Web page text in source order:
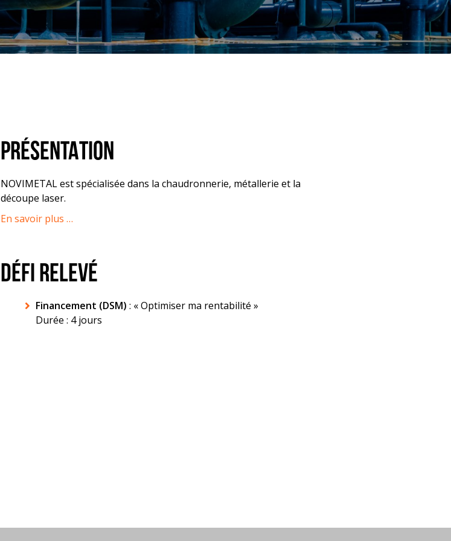
PRÉSENTATION
NOVIMETAL est spécialisée dans la chaudronnerie, métallerie et la
découpe laser.
En savoir plus …
DÉFI RELEVÉ
Financement (DSM) : « Optimiser ma rentabilité »
Durée : 4 jours